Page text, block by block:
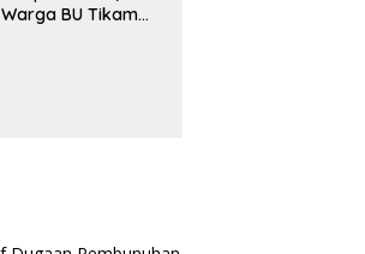
Warga BU Tikam